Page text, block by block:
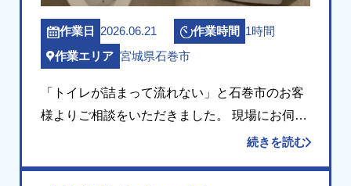
作業日 2026.06.21 作業時間 1時間
作業エリア 宮城県石巻市
「トイレが詰まって流れない」と石巻市のお客
様よりご相談をいただきました。 現場にお伺い
して確認したところ、便器の排水路の奥で詰ま
続きを読む